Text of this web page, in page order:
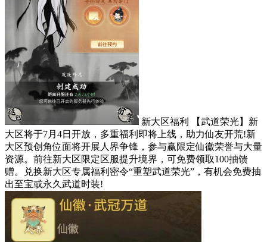
新大区福利 【武道荣光】新
大区将于7月4日开放，多重福利即将上线，助力仙友开荒!新
大区预创角位面将开展人界争锋，参与赢限定仙徽荣誉与大量
资源。前往新大区限定区服提升境界，可免费领取100抽馈
赠。兑换新大区专属福利密令“重塑武道荣光”，有机会免费抽
出至宝或永久武道时装!